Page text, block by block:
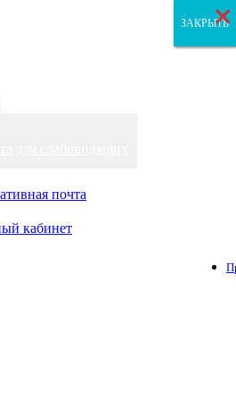
ЗАКРЫТЬ
ЗАКРЫТЬ
ЗАКРЫТЬ
×
×
×